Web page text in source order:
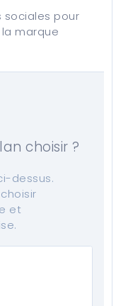
pour
marque
choisir ?
dessus.
et